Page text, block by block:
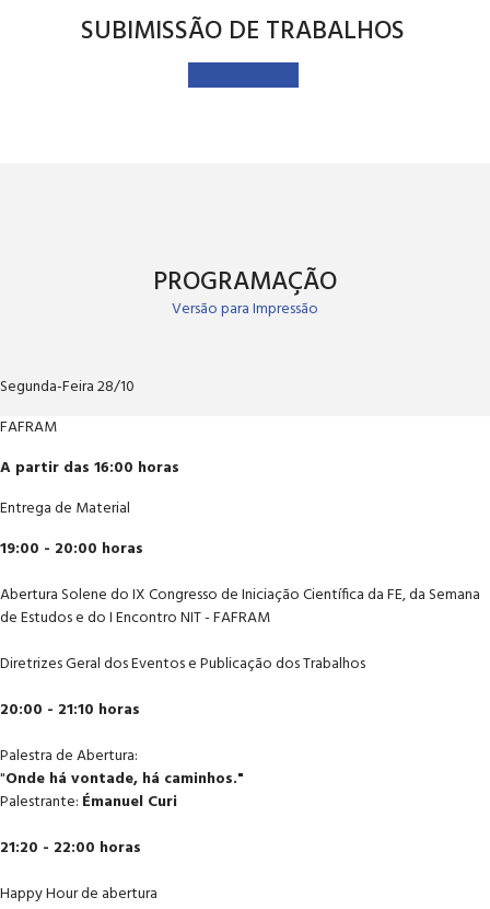
SUBIMISSÃO DE TRABALHOS
PROGRAMAÇÃO
Versão para Impressão
Segunda-Feira 28/10
FAFRAM
A partir das 16:00 horas
Entrega de Material
19:00 - 20:00 horas
Abertura Solene do IX Congresso de Iniciação Científica da FE, da Semana
de Estudos e do I Encontro NIT - FAFRAM
Diretrizes Geral dos Eventos e Publicação dos Trabalhos
20:00 - 21:10 horas
Palestra de Abertura:
"Onde há vontade, há caminhos."
Palestrante: Émanuel Curi
21:20 - 22:00 horas
Happy Hour de abertura